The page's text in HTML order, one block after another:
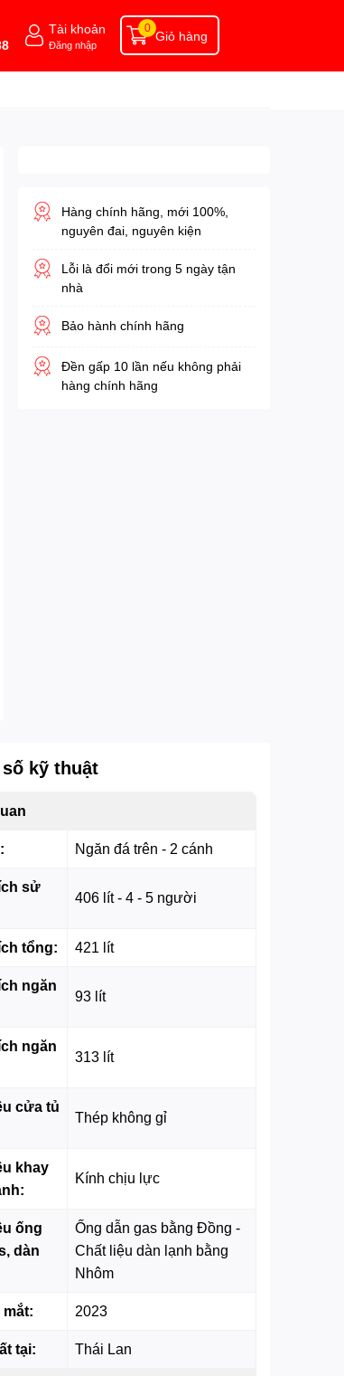
Tài khoản
Đăng nhập
Giỏ hàng
0
Hàng chính hãng, mới 100%,
nguyên đai, nguyên kiện
Lỗi là đổi mới trong 5 ngày tận
nhà
Bảo hành chính hãng
Đền gấp 10 lần nếu không phải
hàng chính hãng
kỹ thuật
Ngăn đá trên - 2 cánh
sử
406 lít - 4 - 5 người
tổng: 421 lít
ngăn
93 lít
ngăn
313 lít
cửa tủ
Thép không gỉ
khay
Kính chịu lực
ống
dàn
Ống dẫn gas bằng Đồng -
Chất liệu dàn lạnh bằng
Nhôm
mắt: 2023
tại: Thái Lan